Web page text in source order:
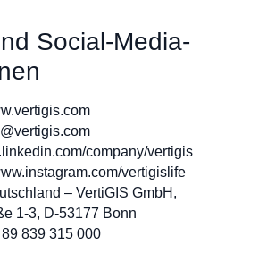
Social-Media-
company/vertigis
vertigislife
– VertiGIS GmbH,
1-3, D-53177 Bonn
839 315 000